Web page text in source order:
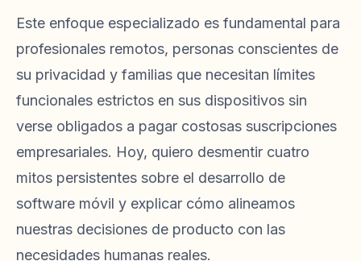
Este enfoque especializado es fundamental para
profesionales remotos, personas conscientes de
su privacidad y familias que necesitan límites
funcionales estrictos en sus dispositivos sin
verse obligados a pagar costosas suscripciones
empresariales. Hoy, quiero desmentir cuatro
mitos persistentes sobre el desarrollo de
software móvil y explicar cómo alineamos
nuestras decisiones de producto con las
necesidades humanas reales.